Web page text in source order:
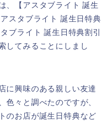
、【アスタブライト 誕生
スタブライト 誕生日特典
ブライト 誕生日特典割引
してみることにしまし
に興味のある親しい友達
色々と調べたのですが、
のお店が誕生日特典など